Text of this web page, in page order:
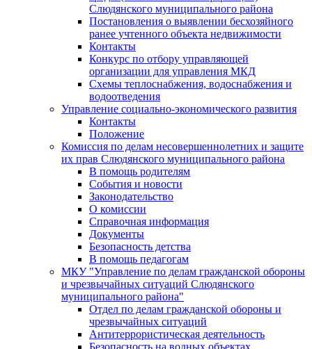
Слюдянского муниципального района
Постановления о выявлении бесхозяйного
ранее учтенного объекта недвижимости
Контакты
Конкурс по отбору управляющей
организации для управления МКД
Схемы теплоснабжения, водоснабжения и
водоотведения
Управление социально-экономического развития
Контакты
Положение
Комиссия по делам несовершеннолетних и защите
их прав Слюдянского муниципального района
В помощь родителям
События и новости
Законодательство
О комиссии
Справочная информация
Документы
Безопасность детства
В помощь педагогам
МКУ "Управление по делам гражданской обороны
и чрезвычайных ситуаций Слюдянского
муниципального района"
Отдел по делам гражданской обороны и
чрезвычайных ситуаций
Антитеррористическая деятельность
Безопасность на водных объектах